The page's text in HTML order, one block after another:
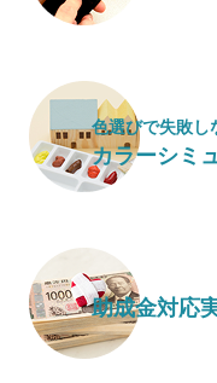
色選びで失敗し
カラーシミ
助成金対応